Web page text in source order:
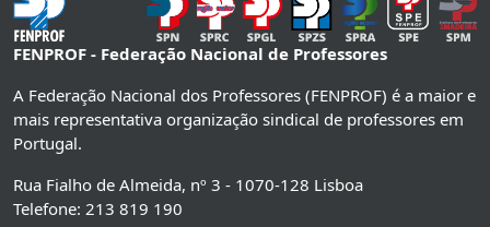
FENPROF - Federação Nacional de Professores
A Federação Nacional dos Professores (FENPROF) é a maior e
mais representativa organização sindical de professores em
Portugal.
Rua Fialho de Almeida, nº 3 - 1070-128 Lisboa
Telefone: 213 819 190